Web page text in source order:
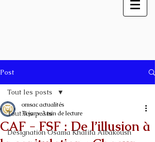
Post
Tout les posts
Désignation Osama Khalifa Albakoush
Tout les posts
CAF - FSF : De l’illusion à
omsac actualités
31 janv.3 min de lecture